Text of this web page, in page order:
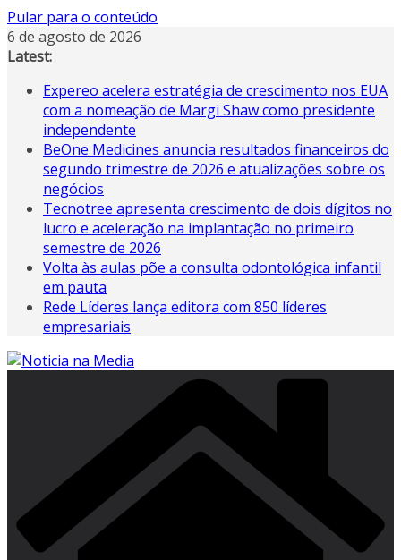
Pular para o conteúdo
6 de agosto de 2026
Latest:
Expereo acelera estratégia de crescimento nos EUA
com a nomeação de Margi Shaw como presidente
independente
BeOne Medicines anuncia resultados financeiros do
segundo trimestre de 2026 e atualizações sobre os
negócios
Tecnotree apresenta crescimento de dois dígitos no
lucro e aceleração na implantação no primeiro
semestre de 2026
Volta às aulas põe a consulta odontológica infantil
em pauta
Rede Líderes lança editora com 850 líderes
empresariais